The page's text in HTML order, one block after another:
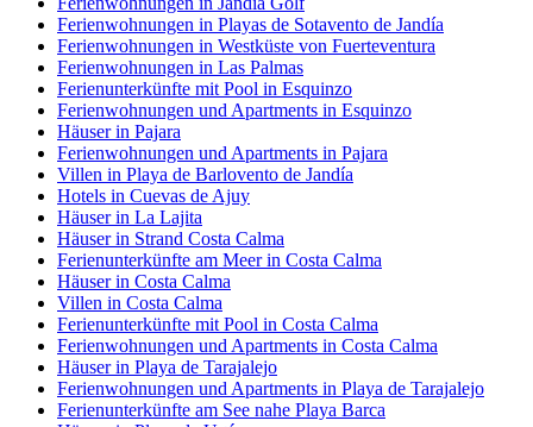
Ferienwohnungen in Playas de Sotavento de Jandía
Ferienwohnungen in Westküste von Fuerteventura
Ferienwohnungen in Las Palmas
Ferienunterkünfte mit Pool in Esquinzo
Ferienwohnungen und Apartments in Esquinzo
Häuser in Pajara
Ferienwohnungen und Apartments in Pajara
Villen in Playa de Barlovento de Jandía
Hotels in Cuevas de Ajuy
Häuser in La Lajita
Häuser in Strand Costa Calma
Ferienunterkünfte am Meer in Costa Calma
Häuser in Costa Calma
Villen in Costa Calma
Ferienunterkünfte mit Pool in Costa Calma
Ferienwohnungen und Apartments in Costa Calma
Häuser in Playa de Tarajalejo
Ferienwohnungen und Apartments in Playa de Tarajalejo
Ferienunterkünfte am See nahe Playa Barca